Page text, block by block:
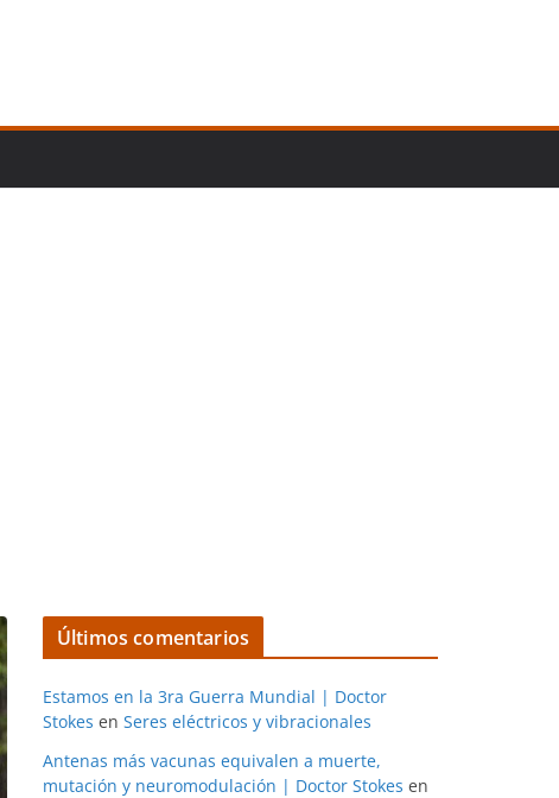
Últimos comentarios
Estamos en la 3ra Guerra Mundial | Doctor
Stokes en Seres eléctricos y vibracionales
Antenas más vacunas equivalen a muerte,
mutación y neuromodulación | Doctor Stokes en